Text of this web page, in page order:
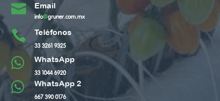
 Email
info@gruner.com.mx
 Teléfonos
33 3261 9325
 WhatsApp
33 1044 6920
 WhatsApp 2
667 390 0176